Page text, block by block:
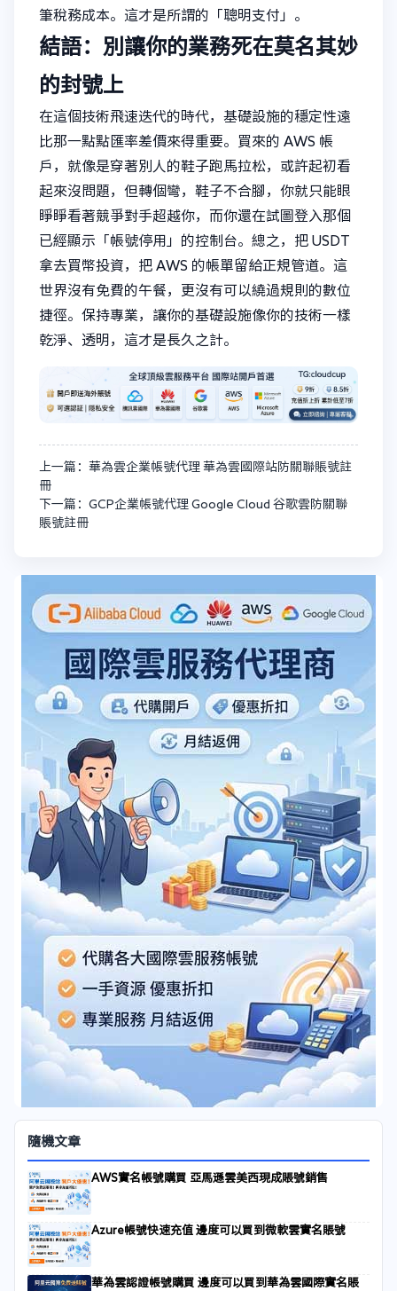
筆稅務成本。這才是所謂的「聰明支付」。
結語：別讓你的業務死在莫名其妙
的封號上
在這個技術飛速迭代的時代，基礎設施的穩定性遠
比那一點點匯率差價來得重要。買來的 AWS 帳
戶，就像是穿著別人的鞋子跑馬拉松，或許起初看
起來沒問題，但轉個彎，鞋子不合腳，你就只能眼
睜睜看著競爭對手超越你，而你還在試圖登入那個
已經顯示「帳號停用」的控制台。總之，把 USDT
拿去買幣投資，把 AWS 的帳單留給正規管道。這
世界沒有免費的午餐，更沒有可以繞過規則的數位
捷徑。保持專業，讓你的基礎設施像你的技術一樣
乾淨、透明，這才是長久之計。
上一篇：華為雲企業帳號代理 華為雲國際站防關聯賬號註
冊
下一篇：GCP企業帳號代理 Google Cloud 谷歌雲防關聯
賬號註冊
隨機文章
AWS實名帳號購買 亞馬遜雲美西現成賬號銷售
Azure帳號快速充值 邊度可以買到微軟雲實名賬號
華為雲認證帳號購買 邊度可以買到華為雲國際實名賬